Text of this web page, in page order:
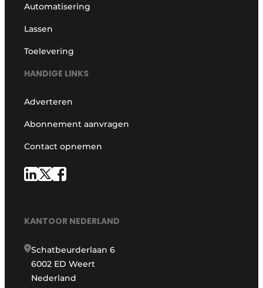
Automatisering
Lassen
Toelevering
HANDIGE LINKS
Adverteren
Abonnement aanvragen
Contact opnemen
KANTOOR NEDERLAND
Schatbeurderlaan 6
6002 ED Weert
Nederland